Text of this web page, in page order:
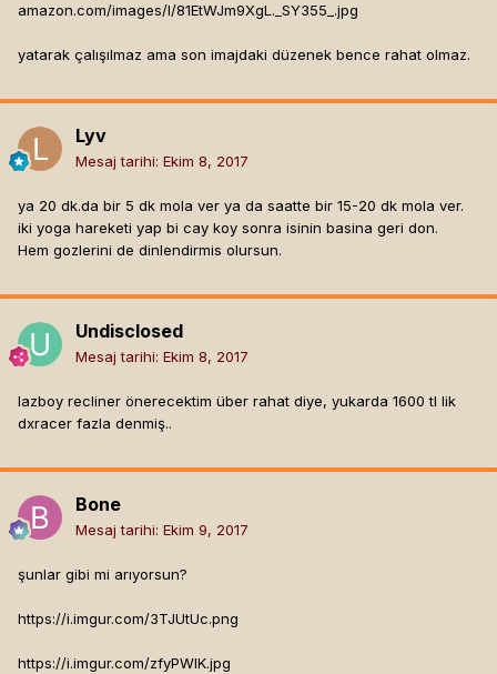
amazon.com/images/I/81EtWJm9XgL._SY355_.jpg
yatarak çalışılmaz ama son imajdaki düzenek bence rahat olmaz.
Lyv
Mesaj tarihi: Ekim 8, 2017
ya 20 dk.da bir 5 dk mola ver ya da saatte bir 15-20 dk mola ver.
iki yoga hareketi yap bi cay koy sonra isinin basina geri don.
Hem gozlerini de dinlendirmis olursun.
Undisclosed
Mesaj tarihi: Ekim 8, 2017
lazboy recliner önerecektim über rahat diye, yukarda 1600 tl lik
dxracer fazla denmiş..
Bone
Mesaj tarihi: Ekim 9, 2017
şunlar gibi mi arıyorsun?
https://i.imgur.com/3TJUtUc.png
https://i.imgur.com/zfyPWIK.jpg